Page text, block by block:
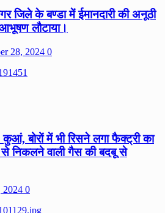
जिले के बण्डा में ईमानदारी की अनूठी
लौटाया।
28, 2024 0
बोरों में भी रिसने लगा फैक्ट्री का
से निकलने वाली गैस की बदबू से
2024 0